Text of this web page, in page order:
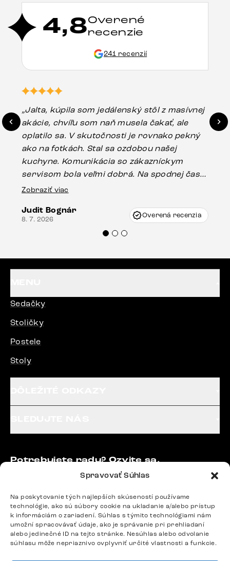
Spravovať Súhlas
Na poskytovanie tých najlepších skúseností používame
technológie, ako sú súbory cookie na ukladanie a/alebo prístup
k informáciám o zariadení. Súhlas s týmito technológiami nám
umožní spracovávať údaje, ako je správanie pri prehliadaní
alebo jedinečné ID na tejto stránke. Nesúhlas alebo odvolanie
súhlasu môže nepriaznivo ovplyvniť určité vlastnosti a funkcie.
4,8Overené
recenzie
241 recenzií
„Jalta, kúpila som jedálenský stôl z masívnej
akácie, chvíľu som naň musela čakať, ale
oplatilo sa. V skutočnosti je rovnako pekný
ako na fotkách. Stal sa ozdobou našej
kuchyne. Komunikácia so zákazníckym
servisom bola veľmi dobrá. Na spodnej časti
stola bolo malé poškodenie, pravdepodobne
Vincze pri riešení mojej záležitosti pristúpili
veľmi korektne. Odporúčam produkty Delife
Zobraziť viac
Judit Bognár
8. 7. 2026 Overená recenzia
Sedačky
Stoličky
Postele
Stoly
Potrebujete radu? Ozvite sa.
podpora@delife-shop.sk
Odpovedáme do 24 hodín.
Google recenzie